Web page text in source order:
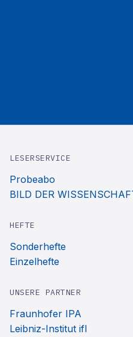
LESERSERVICE
Probeabo
BILD DER
HEFTE
Sonderhefte
Einzelhefte
UNSERE PARTNER
Fraunhofer IPA
Leibniz-Institut ifl